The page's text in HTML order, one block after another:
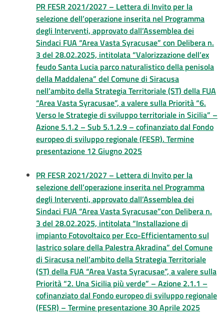
PR FESR 2021/2027 – Lettera di Invito per la
selezione dell’operazione inserita nel Programma
degli Interventi, approvato dall’Assemblea dei
Sindaci FUA “Area Vasta Syracusae” con Delibera n.
3 del 28.02.2025, intitolata “Valorizzazione dell’ex
feudo Santa Lucia parco naturalistico della penisola
della Maddalena” del Comune di Siracusa
nell’ambito della Strategia Territoriale (ST) della FUA
“Area Vasta Syracusae”, a valere sulla Priorità “6.
Verso le Strategie di sviluppo territoriale in Sicilia” –
Azione 5.1.2 – Sub 5.1.2.9 – cofinanziato dal Fondo
europeo di sviluppo regionale (FESR). Termine
presentazione 12 Giugno 2025
PR FESR 2021/2027 – Lettera di Invito per la
selezione dell’operazione inserita nel Programma
degli Interventi, approvato dall’Assemblea dei
Sindaci FUA “Area Vasta Syracusae”con Delibera n.
3 del 28.02.2025, intitolata “Installazione di
impianto Fotovoltaico per Eco-Efficientamento sul
lastrico solare della Palestra Akradina” del Comune
di Siracusa nell’ambito della Strategia Territoriale
(ST) della FUA “Area Vasta Syracusae”, a valere sulla
Priorità “2. Una Sicilia più verde” – Azione 2.1.1 –
cofinanziato dal Fondo europeo di sviluppo regionale
(FESR) – Termine presentazione 30 Aprile 2025